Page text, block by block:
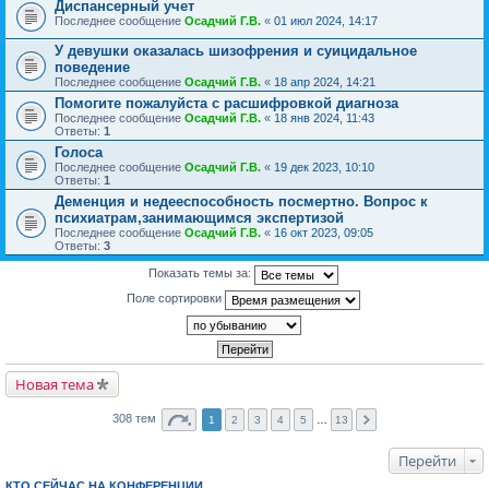
Диспансерный учет
Последнее сообщение Осадчий Г.В. « 01 июл 2024, 14:17
У девушки оказалась шизофрения и суицидальное
поведение
Последнее сообщение Осадчий Г.В. « 18 апр 2024, 14:21
Помогите пожалуйста с расшифровкой диагноза
Последнее сообщение Осадчий Г.В. « 18 янв 2024, 11:43
Ответы: 1
Голоса
Последнее сообщение Осадчий Г.В. « 19 дек 2023, 10:10
Ответы: 1
Деменция и недееспособность посмертно. Вопрос к
психиатрам,занимающимся экспертизой
Последнее сообщение Осадчий Г.В. « 16 окт 2023, 09:05
Ответы: 3
Показать темы за:
Поле сортировки
Новая тема
308 тем 1 2 3 4 5 13
Перейти
КТО СЕЙЧАС НА КОНФЕРЕНЦИИ